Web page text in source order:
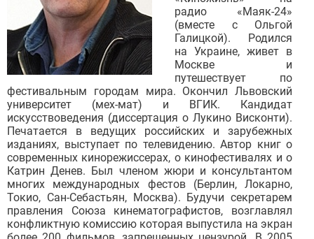
радио «Маяк-24»
(вместе с Ольгой
Галицкой). Родился
на Украине, живет в
Москве и
путешествует по
фестивальным городам мира. Окончил Львовский
университет (мех-мат) и ВГИК. Кандидат
искусствоведения (диссертация о Лукино Висконти).
Печатается в ведущих российских и зарубежных
изданиях, выступает по телевидению. Автор книг о
современных кинорежиссерах, о кинофестивалях и о
Катрин Денев. Был членом жюри и консультантом
многих международных фестов (Берлин, Локарно,
Токио, Сан-Себастьян, Москва). Будучи секретарем
правления Союза кинематографистов, возглавлял
конфликтную комиссию которая выпустила на экран